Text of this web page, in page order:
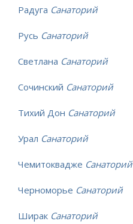
Радуга Санаторий
Русь Санаторий
Светлана Санаторий
Сочинский Санаторий
Тихий Дон Санаторий
Урал Санаторий
Чемитоквадже Санаторий
Черноморье Санаторий
Ширак Санаторий